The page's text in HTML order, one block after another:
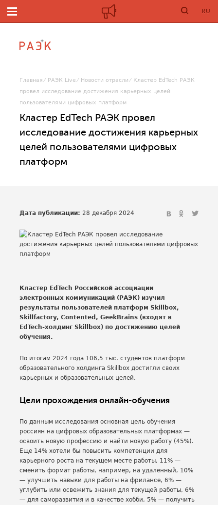
RU
Главная РАЭК Live Новости отрасли
Кластер EdTech РАЭК
провел исследование достижения карьерных целей
пользователями цифровых платформ
Кластер EdTech РАЭК провел
исследование достижения карьерных
целей пользователями цифровых
платформ
Дата публикации: 28 декабря 2024
Кластер EdTech Российской ассоциации
электронных коммуникаций (РАЭК) изучил
результаты пользователей платформ Skillbox,
Skillfactory, Contented, GeekBrains (входят в
EdTech-холдинг Skillbox) по достижению целей
обучения.
По итогам 2024 года 106,5 тыс. студентов платформ
образовательного холдинга Skillbox достигли своих
карьерных и образовательных целей.
Цели прохождения онлайн-обучения
По данным исследования основная цель обучения
россиян на цифровых образовательных платформах —
освоить новую профессию и найти новую работу (45%).
Еще 14% хотели бы повысить компетенции для
карьерного роста на текущем месте работы, 11% —
сменить формат работы, например, на удаленный, 10%
— улучшить навыки для работы на фрилансе, 6% —
углубить или освежить знания для текущей работы, 6%
— для саморазвития и в качестве хобби, 5% — получить